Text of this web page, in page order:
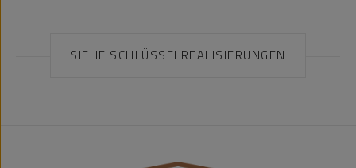
SIEHE SCHLÜSSELREALISIERUNGEN